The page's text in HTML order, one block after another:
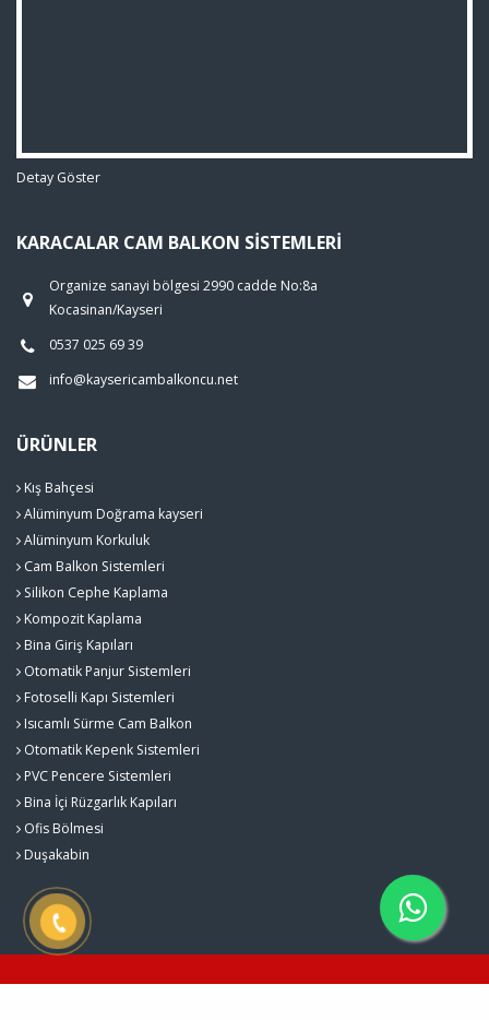
Detay Göster
KARACALAR CAM BALKON SISTEMLERI
Organize sanayi bölgesi 2990 cadde No:8a
Kocasinan/Kayseri
0537 025 69 39
info@kaysericambalkoncu.net
ÜRÜNLER
Kış Bahçesi
Alüminyum Doğrama kayseri
Alüminyum Korkuluk
Cam Balkon Sistemleri
Silikon Cephe Kaplama
Kompozit Kaplama
Bina Giriş Kapıları
Otomatik Panjur Sistemleri
Fotoselli Kapı Sistemleri
Isıcamlı Sürme Cam Balkon
Otomatik Kepenk Sistemleri
PVC Pencere Sistemleri
Bina İçi Rüzgarlık Kapıları
Ofis Bölmesi
Duşakabin